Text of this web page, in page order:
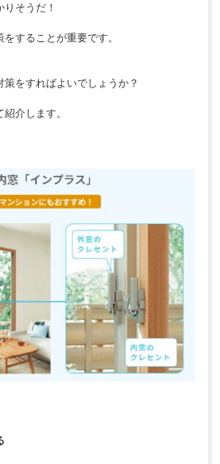
そうだ！
することが重要です。
をすればよいでしょうか？
紹介します。